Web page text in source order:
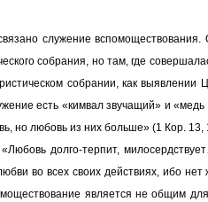
служение
собрания, но там, где
собрании, как выявлении
есть «кимвал звучащий» и
но любовь из них больше» (1 Кор.
долго-терпит,
во всех своих действиях, ибо
является не общим